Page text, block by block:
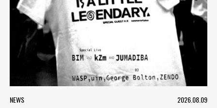
NEWS 2026.08.09